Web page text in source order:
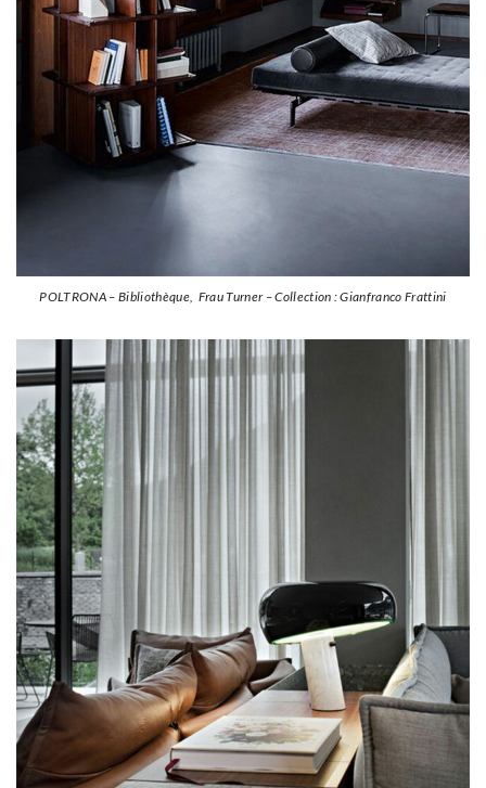
POLTRONA – Bibliothèque, Frau Turner – Collection : Gianfranco Frattini